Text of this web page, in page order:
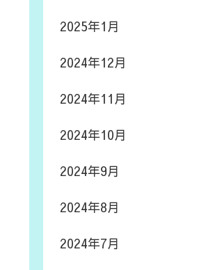
2025年1月
2024年12月
2024年11月
2024年10月
2024年9月
2024年8月
2024年7月